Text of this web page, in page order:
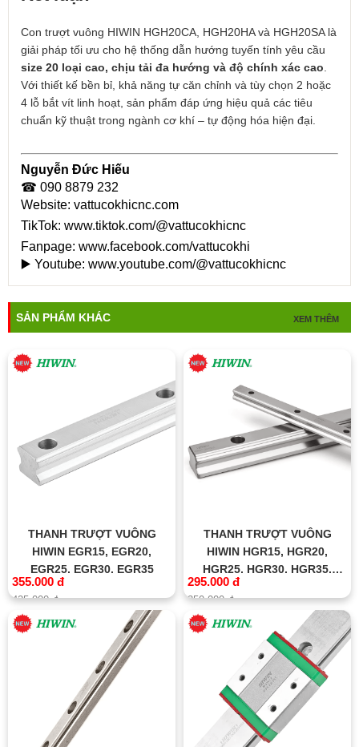
Con trượt vuông HIWIN HGH20CA, HGH20HA và HGH20SA là
giải pháp tối ưu cho hệ thống dẫn hướng tuyến tính yêu cầu
size 20 loại cao, chịu tải đa hướng và độ chính xác cao
Với thiết kế bền bỉ, khả năng tự căn chỉnh và tùy chọn 2 hoặc
4 lỗ bắt vít linh hoạt, sản phẩm đáp ứng hiệu quả các tiêu
chuẩn kỹ thuật trong ngành cơ khí – tự động hóa hiện đại.
Nguyễn Đức Hiếu
☎ 090 8879 232
Website: vattucokhicnc.com
TikTok: www.tiktok.com/@vattucokhicnc
Fanpage: www.facebook.com/vattucokhi
▶️ Youtube: www.youtube.com/@vattucokhicnc
SẢN PHẨM KHÁC XEM THÊM
THANH TRƯỢT VUÔNG
HIWIN EGR15, EGR20,
EGR25, EGR30, EGR35
355.000 đ
425.000 đ
THANH TRƯỢT VUÔNG
HIWIN HGR15, HGR20,
HGR25, HGR30, HGR35,
HGR45, HGR55, HGR65
295.000 đ
350.000 đ